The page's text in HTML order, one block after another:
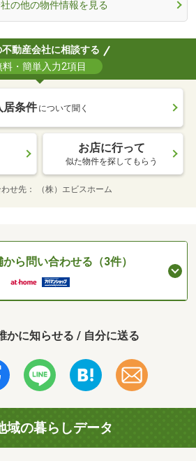
の他の物件情報を見る
不動産会社に相談する
料・簡単入力2項目
居条件 について聞く
お店に行って
似た物件を探してもらう
せ先 （株）エビスホーム
ら問い合わせる（3件）
かに知らせる / 自分に送る
域の暮らしデータ